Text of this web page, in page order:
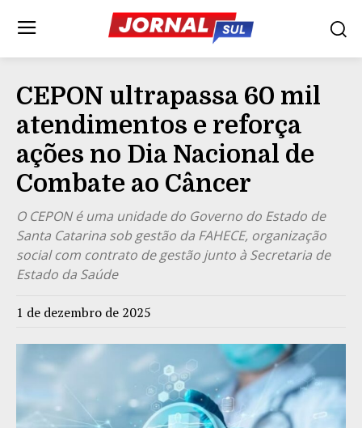
CEPON ultrapassa 60 mil
atendimentos e reforça
ações no Dia Nacional de
Combate ao Câncer
O CEPON é uma unidade do Governo do Estado de
Santa Catarina sob gestão da FAHECE, organização
social com contrato de gestão junto à Secretaria de
Estado da Saúde
1 de dezembro de 2025